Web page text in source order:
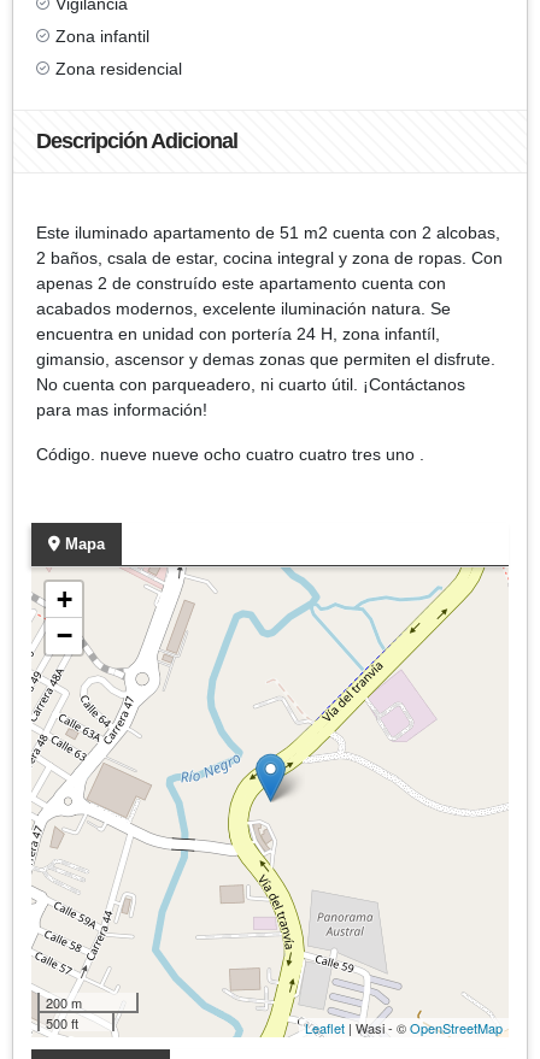
Zona infantil
Zona residencial
Descripción Adicional
Este iluminado apartamento de 51 m2 cuenta con 2 alcobas,
2 baños, csala de estar, cocina integral y zona de ropas. Con
apenas 2 de construído este apartamento cuenta con
acabados modernos, excelente iluminación natura. Se
encuentra en unidad con portería 24 H, zona infantíl,
gimansio, ascensor y demas zonas que permiten el disfrute.
No cuenta con parqueadero, ni cuarto útil. ¡Contáctanos
para mas información!
Código. nueve nueve ocho cuatro cuatro tres uno .
Mapa
+
−
200 m
500 ft
Leaflet | Wasi - ©OpenStreetMap